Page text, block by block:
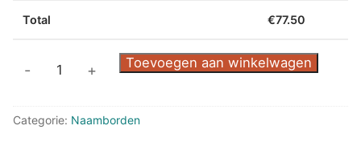
Total €77.50
aantal
- + Toevoegen aan winkelwagen
Categorie: Naamborden